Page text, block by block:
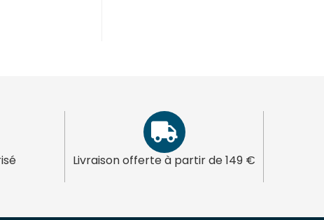
Livraison offerte à partir de 149 €